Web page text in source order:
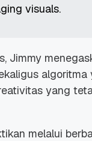
visuals.
Jimmy
algoritma
yang
melalui